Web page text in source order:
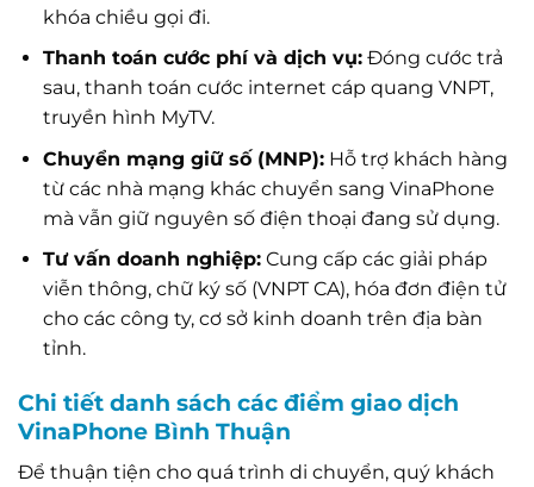
khóa chiều gọi đi.
Thanh toán cước phí và dịch vụ:Đóng cước trả
sau, thanh toán cước internet cáp quang VNPT,
truyền hình MyTV.
Chuyển mạng giữ số (MNP):Hỗ trợ khách hàng
từ các nhà mạng khác chuyển sang VinaPhone
mà vẫn giữ nguyên số điện thoại đang sử dụng.
Tư vấn doanh nghiệp:Cung cấp các giải pháp
viễn thông, chữ ký số (VNPT CA), hóa đơn điện tử
cho các công ty, cơ sở kinh doanh trên địa bàn
tỉnh.
Chi tiết danh sách các điểm giao dịch
VinaPhone Bình Thuận
Để thuận tiện cho quá trình di chuyển, quý khách